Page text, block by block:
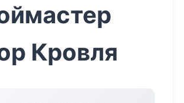
Кровля